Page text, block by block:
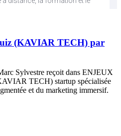
(KAVIAR TECH) par
Sylvestre reçoit dans ENJEUX
TECH) startup spécialisée
et du marketing immersif.